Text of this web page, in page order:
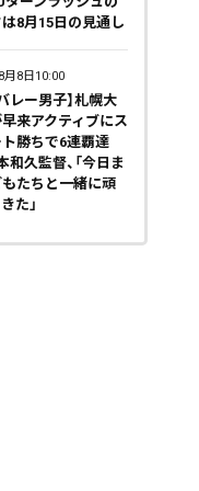
は8月15日の見通し
月8日10:00
レー男子】札幌大
来アクティブにス
ト勝ちで6連覇達
和久監督、「今日ま
たちと一緒に頑
た」